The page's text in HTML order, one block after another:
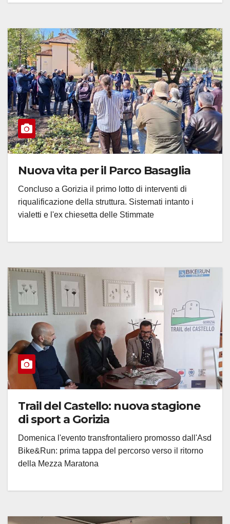
Nuova vita per il Parco Basaglia
Concluso a Gorizia il primo lotto di interventi di
riqualificazione della struttura. Sistemati intanto i
vialetti e l'ex chiesetta delle Stimmate
Trail del Castello: nuova stagione
di sport a Gorizia
Domenica l'evento transfrontaliero promosso dall'Asd
Bike&Run: prima tappa del percorso verso il ritorno
della Mezza Maratona